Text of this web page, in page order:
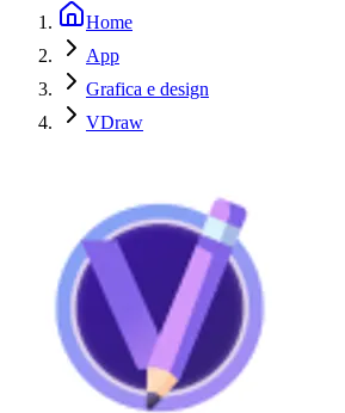
Home
App
Grafica e design
VDraw